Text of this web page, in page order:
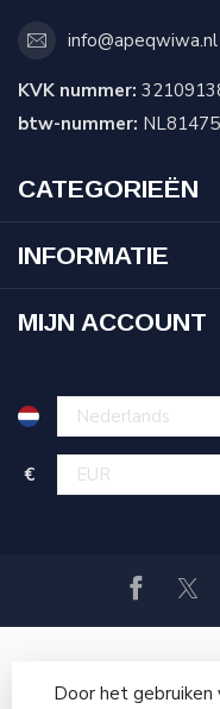
info@apeqwiwa.nl
KVK nummer:
btw-nummer:
CATEGORIEËN
INFORMATIE
MIJN ACCOUNT
€
Door het gebruiken